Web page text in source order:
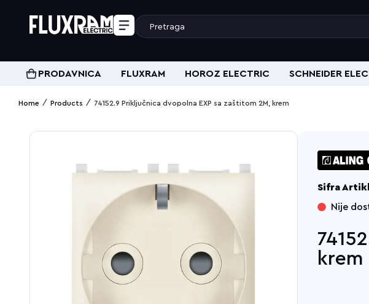
PRODAVNICA FLUXRAM HOROZ ELECTRIC SCHNEIDER
Home / Products / 74152.9 Priključnica dvopolna EXP sa zaštitom 2M, krem
Sifra
Nije
krem